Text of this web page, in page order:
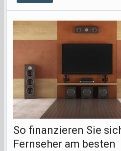
So finanzieren Sie
Fernseher am besten